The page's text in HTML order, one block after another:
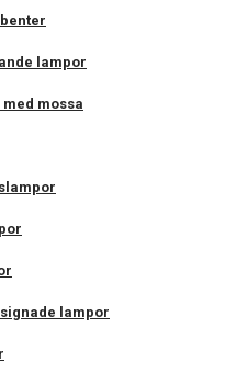
lampor
mossa
lampor